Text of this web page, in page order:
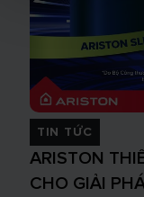
TIN TỨC
ARISTON
CHO GIẢI